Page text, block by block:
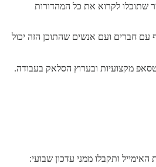
שתוכלו לקרוא את כל המהדורות
עם חברים ועם אנשים שהתוכן הזה יכול
מקצועיות ובערוץ הסלאק בעבודה.
ותקבלו ממני עדכון שבועי: